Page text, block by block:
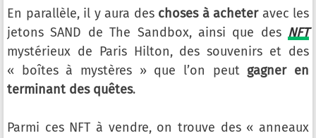
En parallèle, il y aura des choses à acheteravec les
jetons SAND de The Sandbox, ainsi que des NFT
mystérieux de Paris Hilton, des souvenirs et des
« boîtes à mystères » que l’on peut gagner en
terminant des quêtes.
Parmi ces NFT à vendre, on trouve des « anneaux